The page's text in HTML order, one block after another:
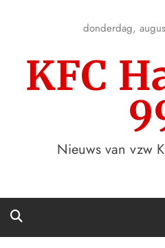
donderdag,
KFC
Nieuws van vzw